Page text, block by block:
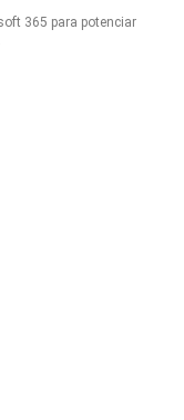
365 para potenciar